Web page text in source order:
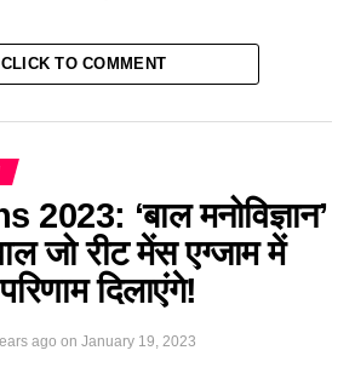
CLICK TO COMMENT
‘बाल मनोविज्ञान’
जो रीट मेंस एग्जाम में
दिलाएंगे!
ago on January 19, 2023